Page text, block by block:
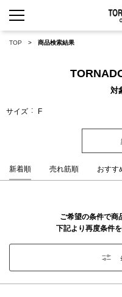
TOP 商品検索結果
対
サイズ F
新着順 売れ筋順 おすす
ご希望の条件で商
下記より再度条件